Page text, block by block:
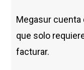
Megasur
que solo
facturar.